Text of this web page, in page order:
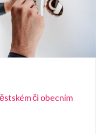
či obecním